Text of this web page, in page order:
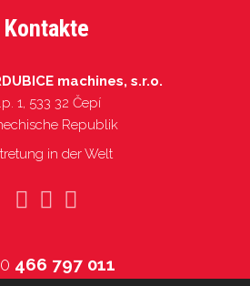
Kontakte
machines, s.r.o.
1, 533 32 Čepí
Republik
in der Welt
466 797 011